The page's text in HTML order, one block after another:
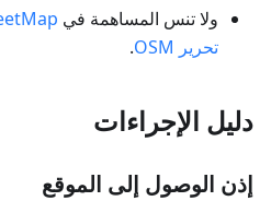
ولا تنس المساهمة في
تحرير OSM
.
دليل الإجراءات
إذن الوصول إلى الموقع